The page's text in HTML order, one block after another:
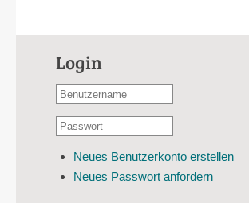
Login
Benutzername
E-
Adresse
Passwort
Neues Benutzerkonto erstellen
Neues Passwort anfordern